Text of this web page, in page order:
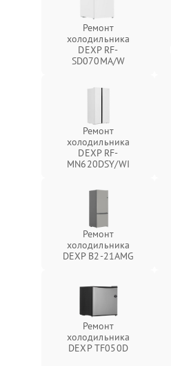
Ремонт
холодильника
DEXP RF-
SD070MA/W
Ремонт
холодильника
DEXP RF-
MN620DSY/WI
Ремонт
холодильника
DEXP B2-21AMG
Ремонт
холодильника
DEXP TF050D